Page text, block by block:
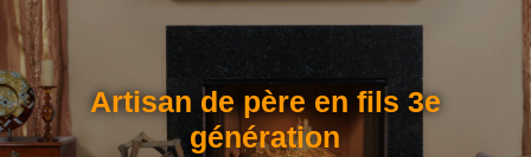
Artisan de père en fils 3e
génération